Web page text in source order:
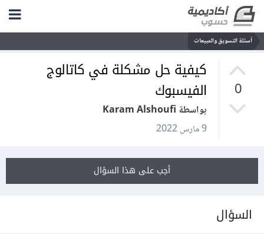
أسئلة التسويق والمبيعات
0
كيفية حل مشكلة في كاتالوج
الفيسبوك
بواسطة Karam Alshoufi
9 مارس 2022
أجب على هذا السؤال
السؤال